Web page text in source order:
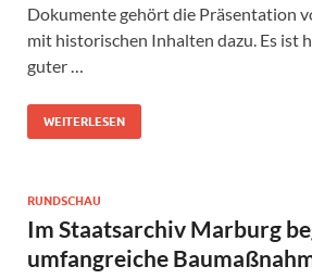
Dokumente gehört die Präsentation
mit historischen Inhalten dazu. Es ist
guter …
WEITERLESEN
RUNDSCHAU
Im Staatsarchiv Marburg
umfangreiche